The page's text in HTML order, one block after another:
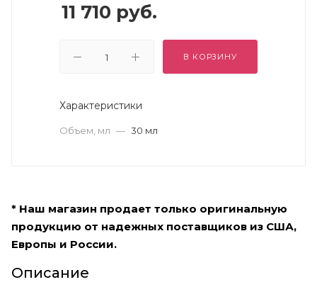
11 710 руб.
В КОРЗИНУ
Характеристики
Объем, мл — 30 мл
* Наш магазин продает только оригинальную
продукцию от надежных поставщиков из США,
Европы и России.
Описание